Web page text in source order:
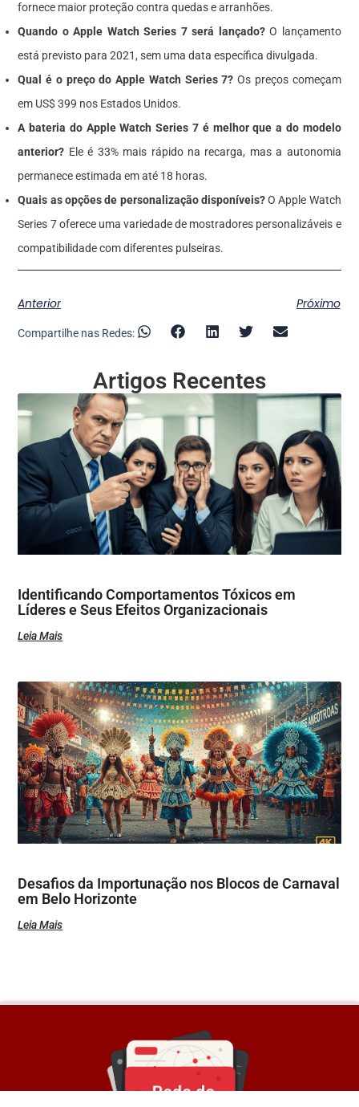
fornece maior proteção contra quedas e arranhões.
Quando o Apple Watch Series 7 será lançado?O lançamento
está previsto para 2021, sem uma data específica divulgada.
Qual é o preço do Apple Watch Series 7? Os preços começam
em US$ 399 nos Estados Unidos.
A bateria do Apple Watch Series 7 é melhor que a do modelo
anterior? Ele é 33% mais rápido na recarga, mas a autonomia
permanece estimada em até 18 horas.
Quais as opções de personalização disponíveis?O Apple Watch
Series 7 oferece uma variedade de mostradores personalizáveis e
compatibilidade com diferentes pulseiras.
Anterior Próximo
Compartilhe nas Redes:
Artigos Recentes
Identificando Comportamentos Tóxicos em
Líderes e Seus Efeitos Organizacionais
Leia Mais
Desafios da Importunação nos Blocos de Carnaval
em Belo Horizonte
Leia Mais